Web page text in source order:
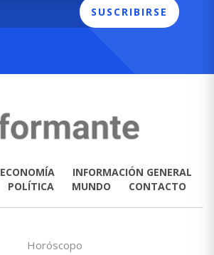
SUSCRIBIRSE
ECONOMÍA
INFORMACIÓN GENERAL
POLÍTICA MUNDO CONTACTO
Horóscopo